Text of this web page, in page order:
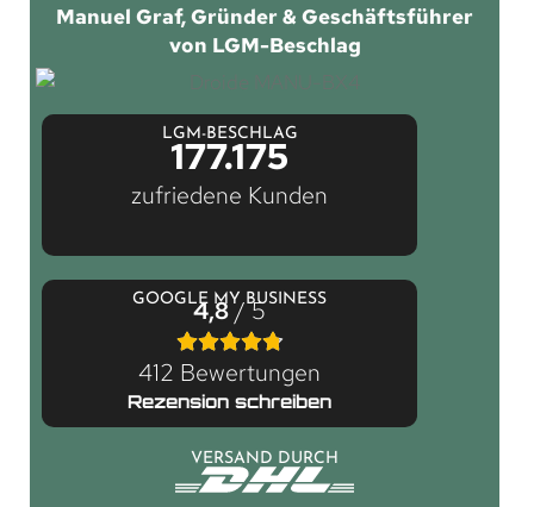
Manuel Graf, Gründer & Geschäftsführer
von LGM-Beschlag
LGM-BESCHLAG
177.175
zufriedene Kunden
GOOGLE MY BUSINESS
4,8/ 5
412 Bewertungen
Rezension schreiben
VERSAND DURCH